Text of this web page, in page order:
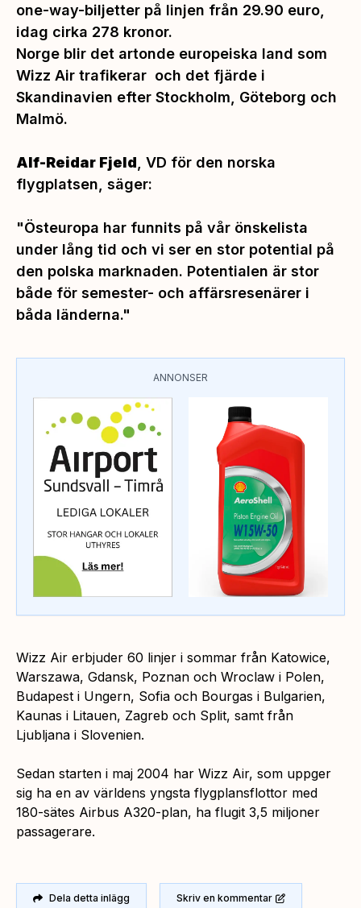
one-way-biljetter på linjen från 29.90 euro,
idag cirka 278 kronor.
Norge blir det artonde europeiska land som
Wizz Air trafikerar och det fjärde i
Skandinavien efter Stockholm, Göteborg och
Malmö.
Alf-Reidar Fjeld , VD för den norska
flygplatsen, säger:
"Östeuropa har funnits på vår önskelista
under lång tid och vi ser en stor potential på
den polska marknaden. Potentialen är stor
både för semester- och affärsresenärer i
båda länderna."
ANNONSER
Wizz Air erbjuder 60 linjer i sommar från Katowice,
Warszawa, Gdansk, Poznan och Wroclaw i Polen,
Budapest i Ungern, Sofia och Bourgas i Bulgarien,
Kaunas i Litauen, Zagreb och Split, samt från
Ljubljana i Slovenien.
Sedan starten i maj 2004 har Wizz Air, som uppger
sig ha en av världens yngsta flygplansflottor med
180-sätes Airbus A320-plan, ha flugit 3,5 miljoner
passagerare.
Dela detta inlägg Skriv en kommentar